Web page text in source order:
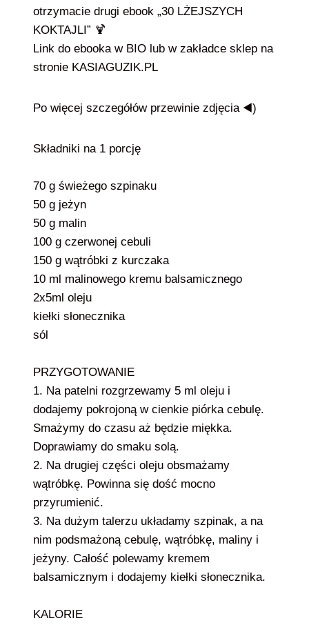
otrzymacie drugi ebook „30 LŻEJSZYCH
KOKTAJLI” 🍹
Link do ebooka w BIO lub w zakładce sklep na
stronie KASIAGUZIK.PL
Po więcej szczegółów przewinie zdjęcia ◀️)
Składniki na 1 porcję
70 g świeżego szpinaku
50 g jeżyn
50 g malin
100 g czerwonej cebuli
150 g wątróbki z kurczaka
10 ml malinowego kremu balsamicznego
2x5ml oleju
kiełki słonecznika
sól
PRZYGOTOWANIE
1. Na patelni rozgrzewamy 5 ml oleju i
dodajemy pokrojoną w cienkie piórka cebulę.
Smażymy do czasu aż będzie miękka.
Doprawiamy do smaku solą.
2. Na drugiej części oleju obsmażamy
wątróbkę. Powinna się dość mocno
przyrumienić.
3. Na dużym talerzu układamy szpinak, a na
nim podsmażoną cebulę, wątróbkę, maliny i
jeżyny. Całość polewamy kremem
balsamicznym i dodajemy kiełki słonecznika.
KALORIE